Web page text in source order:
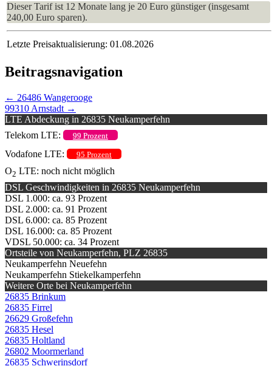
Dieser Tarif ist 12 Monate lang je 20 Euro günstiger (insgesamt
240,00 Euro sparen).
Letzte Preisaktualisierung: 01.08.2026
Beitragsnavigation
← 26486 Wangerooge
99310 Arnstadt →
LTE Abdeckung in 26835 Neukamperfehn
Telekom LTE:
99 Prozent
Vodafone LTE: 95 Prozent
O2 LTE: noch nicht möglich
DSL Geschwindigkeiten in 26835 Neukamperfehn
DSL 1.000: ca. 93 Prozent
DSL 2.000: ca. 91 Prozent
DSL 6.000: ca. 85 Prozent
DSL 16.000: ca. 85 Prozent
VDSL 50.000: ca. 34 Prozent
Ortsteile von Neukamperfehn, PLZ 26835
Neukamperfehn Neuefehn
Neukamperfehn Stiekelkamperfehn
Weitere Orte bei Neukamperfehn
26835 Brinkum
26835 Firrel
26629 Großefehn
26835 Hesel
26835 Holtland
26802 Moormerland
26835 Schwerinsdorf